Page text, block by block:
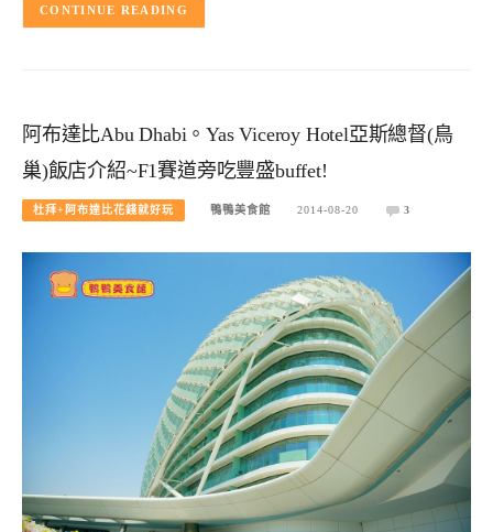
CONTINUE READING
阿布達比Abu Dhabi。Yas Viceroy Hotel亞斯總督(鳥
巢)飯店介紹~F1賽道旁吃豐盛buffet!
杜拜+阿布達比花錢就好玩 鴨鴨美食館 2014-08-20 3